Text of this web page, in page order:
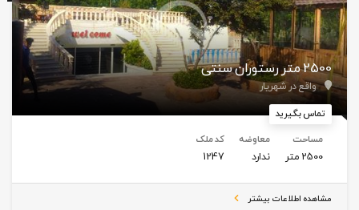
تماس بگیرید
2500 متر رستوران سنتی
واقع در شهریار
مساحت
2500 متر
معاوضه
ندارد
کد ملک
1247
مشاهده اطلاعات بیشتر